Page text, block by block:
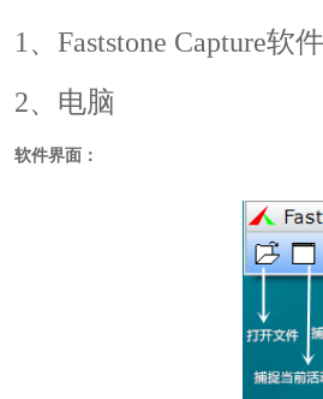
1、Faststone Capture软
2、电脑
软件界面：